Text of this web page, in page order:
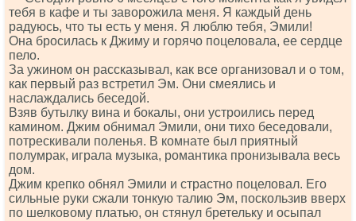
тебя в кафе и ты заворожила меня. Я каждый день
радуюсь, что ты есть у меня. Я люблю тебя, Эмили!
Она бросилась к Джиму и горячо поцеловала, ее сердце
пело.
За ужином он рассказывал, как все организовал и о том,
как первый раз встретил Эм. Они смеялись и
наслаждались беседой.
Взяв бутылку вина и бокалы, они устроились перед
камином. Джим обнимал Эмили, они тихо беседовали,
потрескивали поленья. В комнате был приятный
полумрак, играла музыка, романтика пронизывала весь
дом.
Джим крепко обнял Эмили и страстно поцеловал. Его
сильные руки сжали тонкую талию Эм, поскользив вверх
по шелковому платью, он стянул бретельку и осыпал